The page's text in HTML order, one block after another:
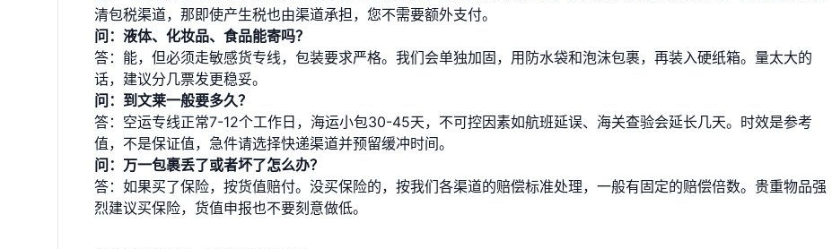
清包税渠道，那即使产生税也由渠道承担，您不需要额外支付。
问：液体、化妆品、食品能寄吗？
答：能，但必须走敏感货专线，包装要求严格。我们会单独加固，用防水袋和泡沫包裹，再装入硬纸箱。量太大的
话，建议分几票发更稳妥。
问：到文莱一般要多久？
答：空运专线正常7-12个工作日，海运小包30-45天，不可控因素如航班延误、海关查验会延长几天。时效是参考
值，不是保证值，急件请选择快递渠道并预留缓冲时间。
问：万一包裹丢了或者坏了怎么办？
答：如果买了保险，按货值赔付。没买保险的，按我们各渠道的赔偿标准处理，一般有固定的赔偿倍数。贵重物品强
烈建议买保险，货值申报也不要刻意做低。